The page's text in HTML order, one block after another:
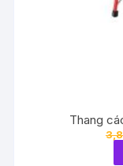
Thang